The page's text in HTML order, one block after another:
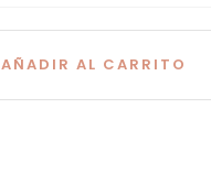
AÑADIR AL CARRITO